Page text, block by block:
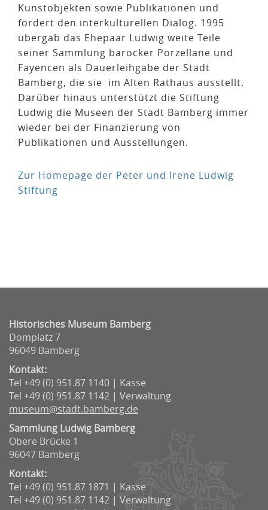
Kunstobjekten sowie Publikationen und
fördert den interkulturellen Dialog. 1995
übergab das Ehepaar Ludwig weite Teile
seiner Sammlung barocker Porzellane und
Fayencen als Dauerleihgabe der Stadt
Bamberg, die sie im Alten Rathaus ausstellt.
Darüber hinaus unterstützt die Stiftung
Ludwig die Museen der Stadt Bamberg immer
wieder bei der Finanzierung von
Publikationen und Ausstellungen.
Zur Homepage der Peter und Irene Ludwig
Stiftung
Historisches Museum Bamberg
Domplatz 7
96049 Bamberg
Kontakt:
Tel +49 (0) 951.87 1140 | Kasse
Tel +49 (0) 951.87 1142 | Verwaltung
museum@stadt.bamberg.de
Sammlung Ludwig Bamberg
Obere Brücke 1
96047 Bamberg
Kontakt:
Tel +49 (0) 951.87 1871 | Kasse
Tel +49 (0) 951.87 1142 | Verwaltung